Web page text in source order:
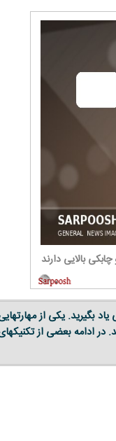
بالایی دارند
بگیرید. یکی از
در ادامه بعضی از